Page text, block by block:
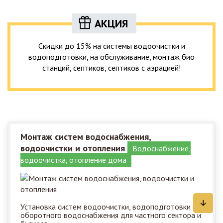
АКЦИЯ
Скидки до 15% на системы водоочистки и
водоподготовки, на обслуживание, монтаж био
станций, септиков, септиков с аэрацией!
Монтаж систем водоснабжения,
водоочистки и отопления
Водоснабжение,
водоочистка, отопление дома
Установка систем водоочистки, водоподготовки и
оборотного водоснабжения для частного сектора и